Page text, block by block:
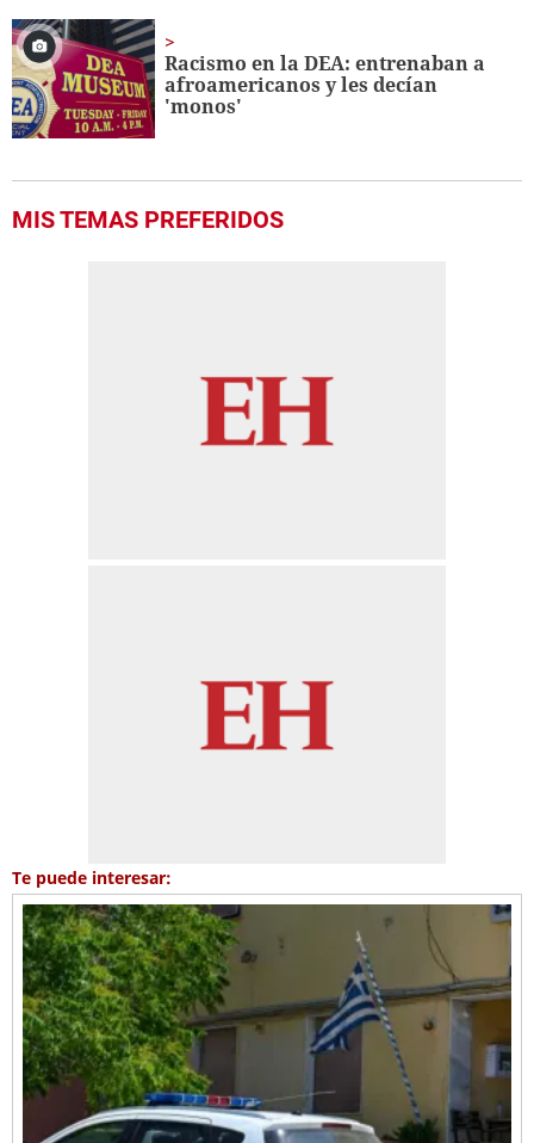
33
seconds
Racismo en la DEA: entrenaban a
afroamericanos y les decían
'monos'
MIS TEMAS PREFERIDOS
Te puede interesar: